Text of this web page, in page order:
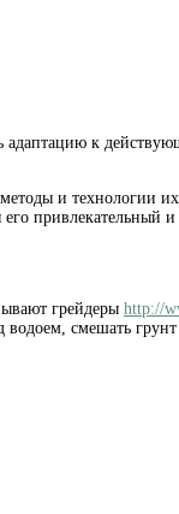
адаптацию к
и технологии
грейдеры http://
смешать